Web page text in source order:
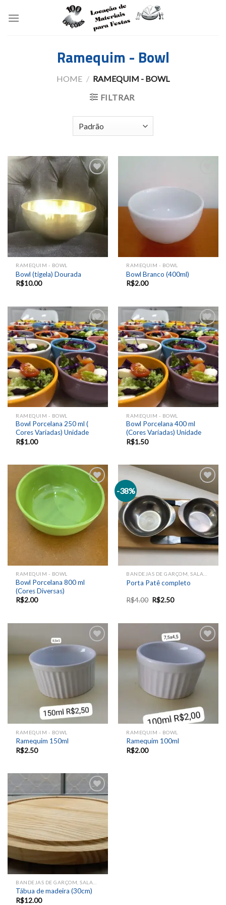
Ramequim - Bowl
HOME / RAMEQUIM - BOWL
FILTRAR
Add to
wishlist
RAMEQUIM - BOWL
Bowl (tigela) Dourada
R$10.00
RAMEQUIM - BOWL
Bowl Branco (400ml)
R$2.00
Add to
wishlist
RAMEQUIM - BOWL
Bowl Porcelana 250 ml (
Cores Variadas) Unidade
R$1.00
Add to
wishlist
RAMEQUIM - BOWL
Bowl Porcelana 400 ml
(Cores Variadas) Unidade
R$1.50
Add to
wishlist
RAMEQUIM - BOWL
Bowl Porcelana 800 ml
(Cores Diversas)
R$2.00
-38%
Add to
wishlist
Porta Patê completo
R$4.00 R$2.50
Add to
wishlist
RAMEQUIM - BOWL
Ramequim 150ml
R$2.50
Add to
wishlist
RAMEQUIM - BOWL
Ramequim 100ml
R$2.00
Add to
Tábua de madeira (30cm)
R$12.00